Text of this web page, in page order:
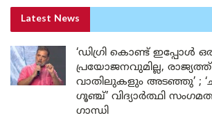
Latest News
‘ഡിഗ്രി കൊണ്ട് ഇപ്പോൾ
പ്രയോജനവുമില്ല,
വാതിലുകളും അടഞ്ഞു’ ;
ഗൂഞ്ച്’ വിദ്യാർത്ഥി
ഗാന്ധി